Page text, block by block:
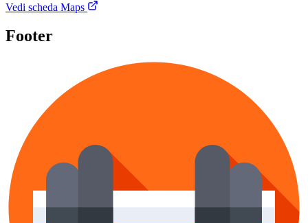
Vedi scheda Maps
Footer